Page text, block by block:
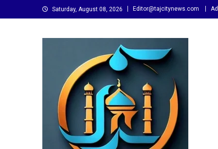
to
Saturday, August 08, 2026 Editor@tajcitynews.com